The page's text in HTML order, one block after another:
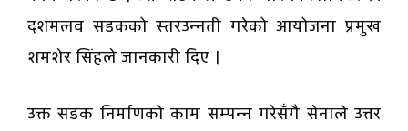
दशमलव सडकको स्तरउन्नती गरेको आयोजना प्रमुख
शमशेर सिंहले जानकारी दिए ।
उक्त सडक निर्माणको काम सम्पन्न गरेसँगै सेनाले उत्तर